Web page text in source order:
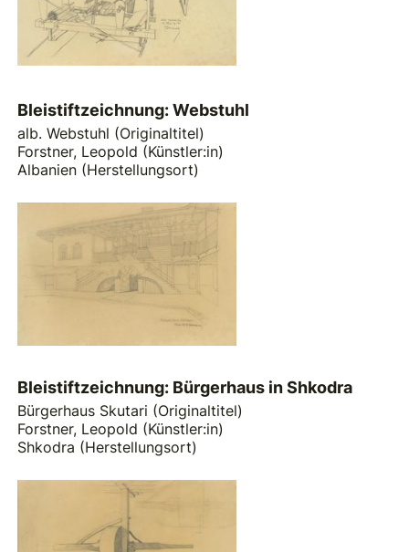
Bleistiftzeichnung: Webstuhl
alb. Webstuhl (Originaltitel)
Forstner, Leopold (Künstler:in)
Albanien (Herstellungsort)
Bleistiftzeichnung: Bürgerhaus in Shkodra
Bürgerhaus Skutari (Originaltitel)
Forstner, Leopold (Künstler:in)
Shkodra (Herstellungsort)